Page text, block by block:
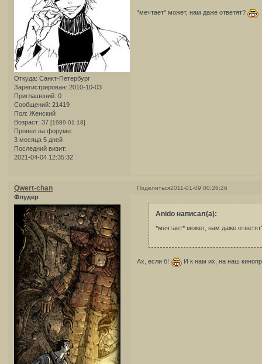
Откуда: Санкт-Петербург
Зарегистрирован: 2010-10-03
Приглашений: 0
Сообщений: 21419
Пол: Женский
Возраст: 37 [1989-01-18]
Провел на форуме:
3 месяца 5 дней
Последний визит:
2021-04-04 12:35:32
*мечтает* может, нам даже ответят?
Поделиться2011-01-09 00:26:26
Qwert-chan
Флудер
Anido написал(а):
*мечтает* может, нам даже
Ах, если б! И к нам их, на наш